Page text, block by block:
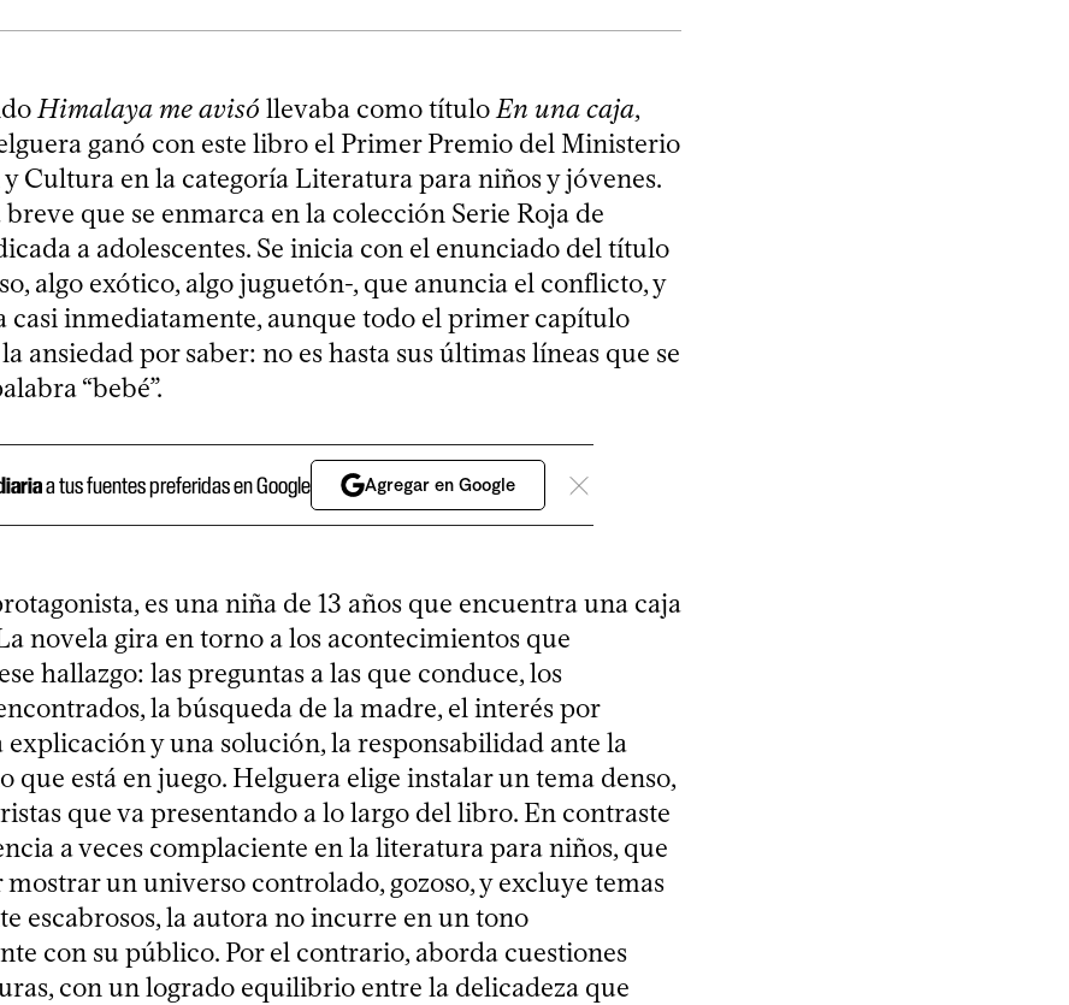
Himalaya me avisó llevaba como títuloEn una caja,
ganó con este libro el Primer Premio del Ministerio
Cultura en la categoría Literatura para niños y jóvenes.
que se enmarca en la colección Serie Roja de
a adolescentes. Se inicia con el enunciado del título
algo exótico, algo juguetón-, que anuncia el conflicto, y
casi inmediatamente, aunque todo el primer capítulo
ansiedad por saber: no es hasta sus últimas líneas que se
“bebé”.
a tus fuentes preferidas en Google Agregar en Google
es una niña de 13 años que encuentra una caja
novela gira en torno a los acontecimientos que
hallazgo: las preguntas a las que conduce, los
la búsqueda de la madre, el interés por
y una solución, la responsabilidad ante la
que está en juego. Helguera elige instalar un tema denso,
que va presentando a lo largo del libro. En contraste
a veces complaciente en la literatura para niños, que
un universo controlado, gozoso, y excluye temas
escabrosos, la autora no incurre en un tono
con su público. Por el contrario, aborda cuestiones
con un logrado equilibrio entre la delicadeza que